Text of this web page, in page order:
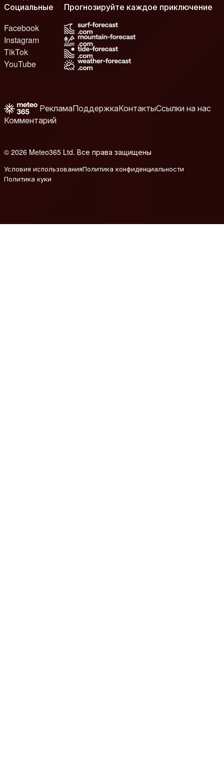
Социальные
Facebook
Instagram
TikTok
YouTube
Прогнозируйте каждое приключение
РекламаПоддержкаКонтактыСсылки на нас
Комментарий
© 2026 Meteo365 Ltd. Все права защищены
Условия использованияПолитика конфиденциальности
Политика куки